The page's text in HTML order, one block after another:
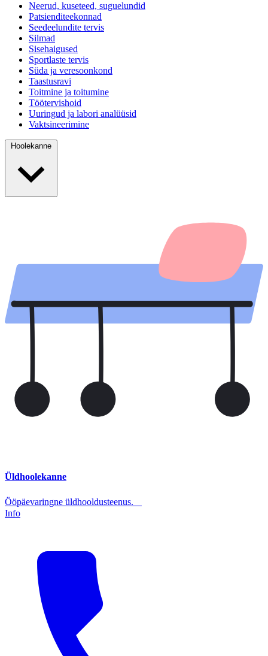
Neerud, kuseteed, suguelundid
Patsienditeekonnad
Seedeelundite tervis
Silmad
Sisehaigused
Sportlaste tervis
Süda ja veresoonkond
Taastusravi
Toitmine ja toitumine
Töötervishoid
Uuringud ja labori analüüsid
Vaktsineerimine
Hoolekanne
Üldhoolekanne
Ööpäevaringne üldhooldusteenus.
Info